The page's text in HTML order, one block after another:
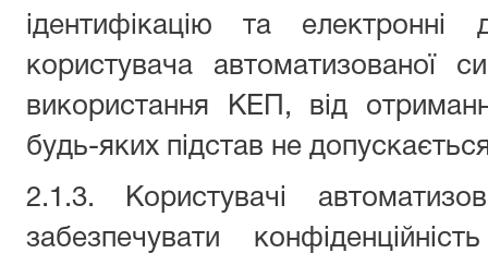
ідентифікацію та електронні
користувача автоматизованої
використання КЕП, від
будь-яких підстав не
2.1.3. Користувачі
забезпечувати